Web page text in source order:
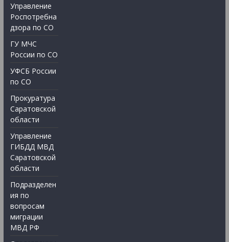
Управление
Роспотребна
дзора по СО
ГУ МЧС
России по СО
УФСБ России
по СО
Прокуратура
Саратовской
области
Управление
ГИБДД МВД
Саратовской
области
Подразделен
ия по
вопросам
миграции
МВД РФ